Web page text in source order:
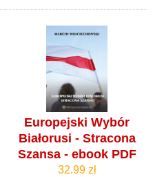
Europejski Wybór
Białorusi - Stracona
Szansa - ebook PDF
32.99 zł